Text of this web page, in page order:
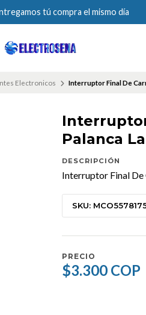
tú compra el mismo día
Electronicos Interruptor Final De
Palanca
DESCRIPCIÓN
Interruptor Final De
SKU:
PRECIO
$3.300 COP